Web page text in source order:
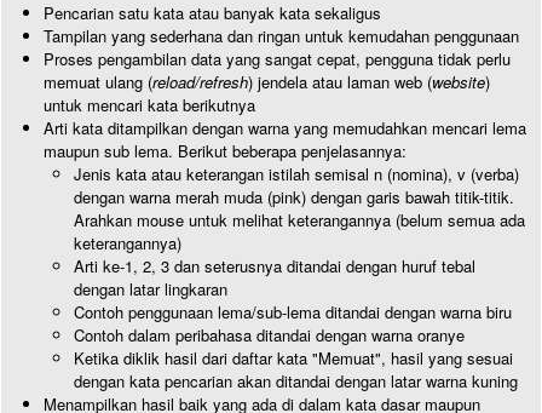
Pencarian satu kata atau banyak kata sekaligus
Tampilan yang sederhana dan ringan untuk kemudahan penggunaan
Proses pengambilan data yang sangat cepat, pengguna tidak perlu
memuat ulang (reload/refresh) jendela atau laman web (website)
untuk mencari kata berikutnya
Arti kata ditampilkan dengan warna yang memudahkan mencari lema
maupun sub lema. Berikut beberapa penjelasannya:
Jenis kata atau keterangan istilah semisal n (nomina), v (verba)
dengan warna merah muda (pink) dengan garis bawah titik-titik.
Arahkan mouse untuk melihat keterangannya (belum semua ada
keterangannya)
Arti ke-1, 2, 3 dan seterusnya ditandai dengan huruf tebal
dengan latar lingkaran
Contoh penggunaan lema/sub-lema ditandai dengan warna biru
Contoh dalam peribahasa ditandai dengan warna oranye
Ketika diklik hasil dari daftar kata "Memuat", hasil yang sesuai
dengan kata pencarian akan ditandai dengan latar warna kuning
Menampilkan hasil baik yang ada di dalam kata dasar maupun